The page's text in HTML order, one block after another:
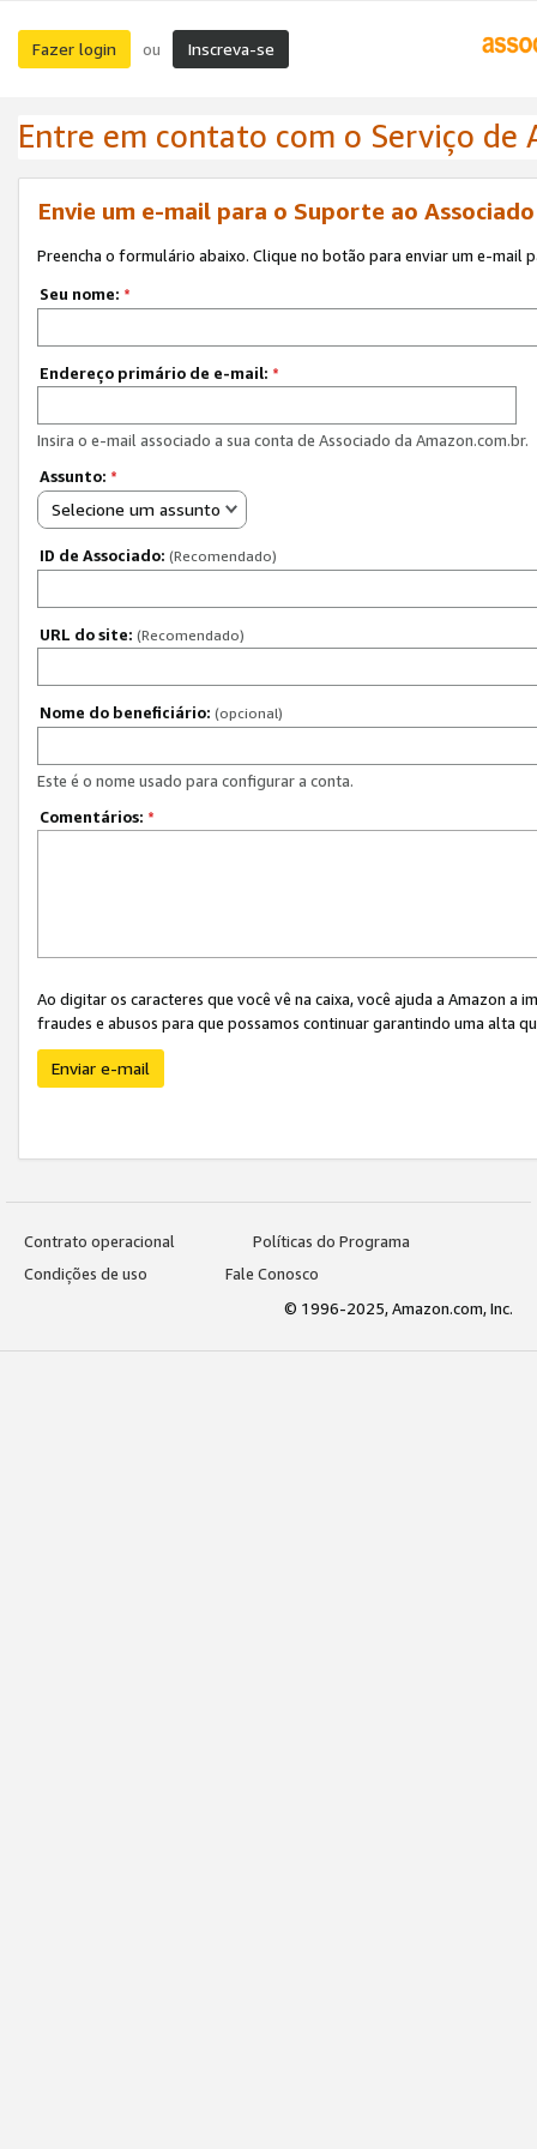
Fazer login ou Inscreva-se
Entre em contato com o Serviço de
Envie um e-mail para o Suporte ao
Preencha o formulário abaixo. Clique no botão para enviar um e-mail
Seu nome: *
Endereço primário de e-mail: *
Insira o e-mail associado a sua conta de Associado da Amazon.com.br.
Assunto: *
Selecione um assunto
ID de Associado: (Recomendado)
URL do site: (Recomendado)
Nome do beneficiário: (opcional)
Este é o nome usado para configurar a conta.
Comentários: *
Ao digitar os caracteres que você vê na caixa, você ajuda a Amazon
fraudes e abusos para que possamos continuar garantindo uma alta
Enviar e-mail
Contrato operacional
Políticas do Programa
Condições de uso
Fale Conosco
© 1996-2025, Amazon.com, Inc.